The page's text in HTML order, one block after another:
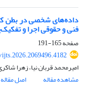
داده‌های شخصی در بطن
فنی و حقوقی اجرا و
صفحه165-191
امیرمحمد قربان نیا، زهرا
مشاهده مقاله
اصل مقاله